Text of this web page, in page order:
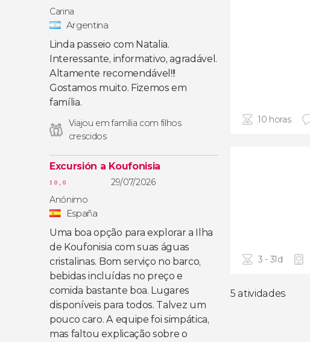
Carina
Argentina
Linda passeio com Natalia.
Interessante, informativo, agradável.
Altamente recomendável!!!
Gostamos muito. Fizemos em
família.
Viajou em família com filhos
crescidos
Excursión a Koufonisia
10,0
29/07/2026
Anónimo
España
Uma boa opção para explorar a Ilha
de Koufonisia com suas águas
cristalinas. Bom serviço no barco,
bebidas incluídas no preço e
comida bastante boa. Lugares
disponíveis para todos. Talvez um
pouco caro. A equipe foi simpática,
mas faltou explicação sobre o
10 horas
3 - 31d
5 atividades